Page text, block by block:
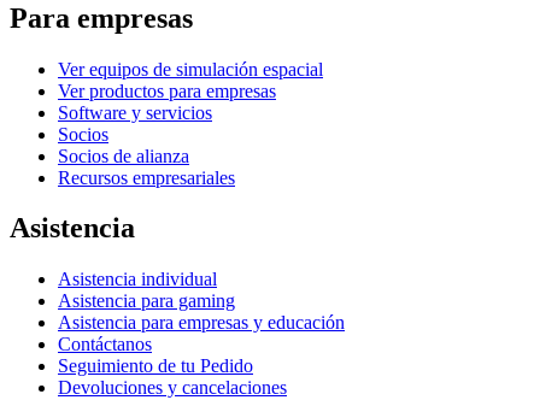
Para empresas
Ver equipos de simulación espacial
Ver productos para empresas
Software y servicios
Socios
Socios de alianza
Recursos empresariales
Asistencia
Asistencia individual
Asistencia para gaming
Asistencia para empresas y educación
Contáctanos
Seguimiento de tu Pedido
Devoluciones y cancelaciones